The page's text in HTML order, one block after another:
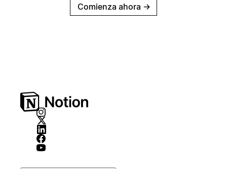
Comienza ahora →